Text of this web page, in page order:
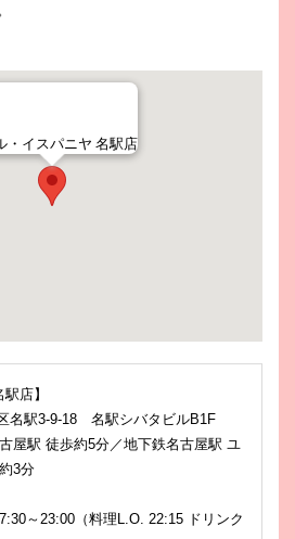
・イスパニヤ 名駅店
店】
名駅3-9-18 名駅シバタビルB1F
屋駅 徒歩約5分／地下鉄名古屋駅 ユ
3分
～23:00（料理L.O. 22:15 ドリンク